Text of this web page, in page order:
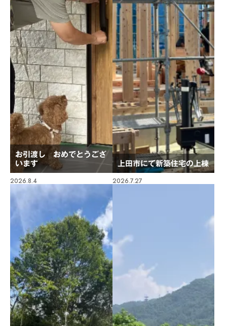
お引渡し おめでとうござ
います 上田市にて新築住宅の上棟
2026.8.4 2026.7.27